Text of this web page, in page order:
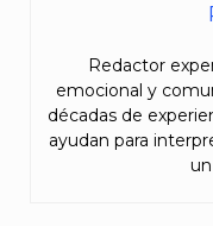
Redactor
emocional y
décadas de
ayudan para